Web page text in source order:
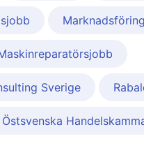
Sverige
Östsvenska